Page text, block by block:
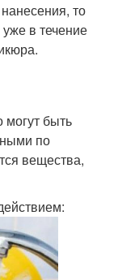
то
уже в течение
могут быть
по
вещества,